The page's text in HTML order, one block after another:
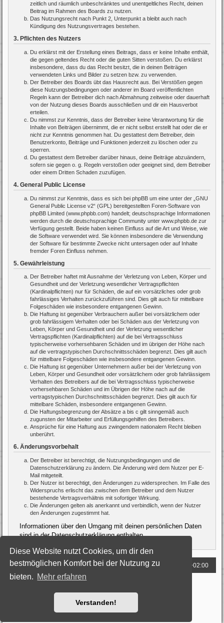
Diese Website nutzt Cookies, um dir den
bestmöglichen Komfort bei der Nutzung zu
bieten. Mehr erfahren
Verstanden!
zeitlich und räumlich unbeschränktes und unentgeltliches Recht, deinen
Beitrag im Rahmen des Boards zu nutzen.
Das Nutzungsrecht nach Punkt 2, Unterpunkt a bleibt auch nach
Kündigung des Nutzungsvertrages bestehen.
3. Pflichten des Nutzers
Du erklärst mit der Erstellung eines Beitrags, dass er keine Inhalte enthält,
die gegen geltendes Recht oder die guten Sitten verstoßen. Du erklärst
insbesondere, dass du das Recht besitzt, die in deinen Beiträgen
verwendeten Links und Bilder zu setzen bzw. zu verwenden.
Der Betreiber des Boards übt das Hausrecht aus. Bei Verstößen gegen
diese Nutzungsbedingungen oder anderer im Board veröffentlichten
Regeln kann der Betreiber dich nach Abmahnung zeitweise oder dauerhaft
von der Nutzung dieses Boards ausschließen und dir ein Hausverbot
erteilen.
Du nimmst zur Kenntnis, dass der Betreiber keine Verantwortung für die
Inhalte von Beiträgen übernimmt, die er nicht selbst erstellt hat oder die er
nicht zur Kenntnis genommen hat. Du gestattest dem Betreiber, dein
Benutzerkonto, Beiträge und Funktionen jederzeit zu löschen oder zu
sperren.
Du gestattest dem Betreiber darüber hinaus, deine Beiträge abzuändern,
sofern sie gegen o. g. Regeln verstoßen oder geeignet sind, dem Betreiber
oder einem Dritten Schaden zuzufügen.
4. General Public License
Du nimmst zur Kenntnis, dass es sich bei phpBB um eine unter der „ GNU
General Public License v2“ (GPL) bereitgestellten Foren-Software von
phpBB Limited (www.phpbb.com) handelt; deutschsprachige Informationen
werden durch die deutschsprachige Community unter www.phpbb.de zur
Verfügung gestellt. Beide haben keinen Einfluss auf die Art und Weise, wie
die Software verwendet wird. Sie können insbesondere die Verwendung
der Software für bestimmte Zwecke nicht untersagen oder auf Inhalte
fremder Foren Einfluss nehmen.
5. Gewährleistung
Der Betreiber haftet mit Ausnahme der Verletzung von Leben, Körper und
Gesundheit und der Verletzung wesentlicher Vertragspflichten
(Kardinalpflichten) nur für Schäden, die auf ein vorsätzliches oder grob
fahrlässiges Verhalten zurückzuführen sind. Dies gilt auch für mittelbare
Folgeschäden wie insbesondere entgangenen Gewinn.
Die Haftung ist gegenüber Verbrauchern außer bei vorsätzlichem oder
grob fahrlässigem Verhalten oder bei Schäden aus der Verletzung von
Leben, Körper und Gesundheit und der Verletzung wesentlicher
Vertragspflichten (Kardinalpflichten) auf die bei Vertragsschluss
typischerweise vorhersehbaren Schäden und im übrigen der Höhe nach
auf die vertragstypischen Durchschnittsschäden begrenzt. Dies gilt auch
für mittelbare Folgeschäden wie insbesondere entgangenen Gewinn.
Die Haftung ist gegenüber Unternehmern außer bei der Verletzung von
Leben, Körper und Gesundheit oder vorsätzlichem oder grob fahrlässigem
Verhalten des Betreibers auf die bei Vertragsschluss typischerweise
vorhersehbaren Schäden und im Übrigen der Höhe nach auf die
vertragstypischen Durchschnittsschäden begrenzt. Dies gilt auch für
mittelbare Schäden, insbesondere entgangenen Gewinn.
Die Haftungsbegrenzung der Absätze a bis c gilt sinngemäß auch
zugunsten der Mitarbeiter und Erfüllungsgehilfen des Betreibers.
Ansprüche für eine Haftung aus zwingendem nationalem Recht bleiben
unberührt.
6. Änderungsvorbehalt
Der Betreiber ist berechtigt, die Nutzungsbedingungen und die
Datenschutzerklärung zu ändern. Die Änderung wird dem Nutzer per E-
Mail mitgeteilt.
Der Nutzer ist berechtigt, den Änderungen zu widersprechen. Im Falle des
Widerspruchs erlischt das zwischen dem Betreiber und dem Nutzer
bestehende Vertragsverhältnis mit sofortiger Wirkung.
Die Änderungen gelten als anerkannt und verbindlich, wenn der Nutzer
den Änderungen zugestimmt hat.
Informationen über den Umgang mit deinen persönlichen Daten
sind in der Datenschutzerklärung enthalten.
Foren-Übersicht Alle Zeiten sind UTC+02:00
Powered byphpBB® Forum Software © phpBB Limited
Deutsche Übersetzung durchphpBB.de
Style: Black-Silver by Joyce&Luna
phpBB-Style-Design
Nutzungsbedingungen